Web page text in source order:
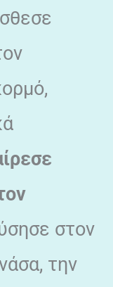
στον
την